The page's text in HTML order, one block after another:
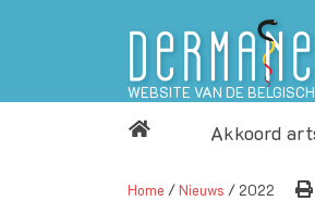
WEBSITE VAN DE
Akkoord
Home /Nieuws / 2022